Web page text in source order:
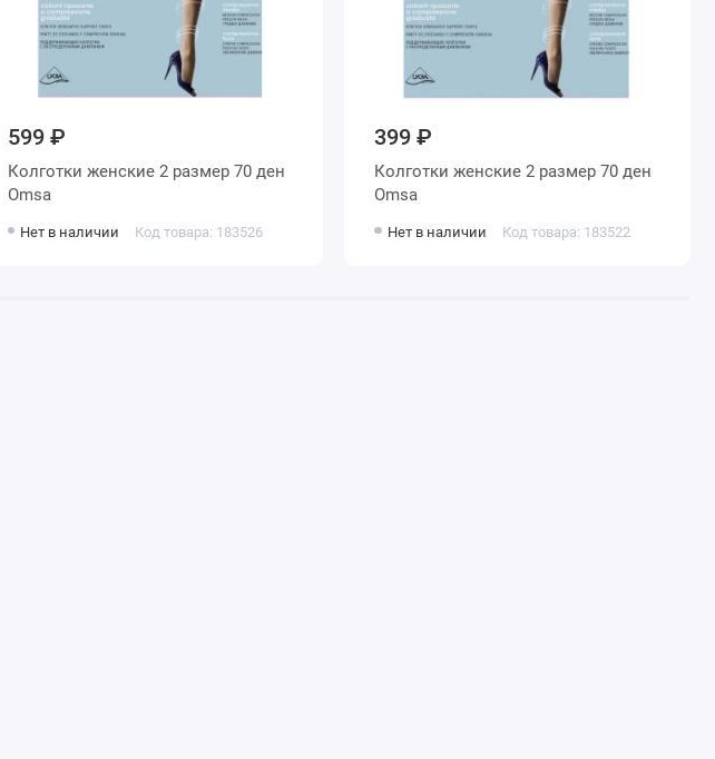
599 ₽
Колготки женские 2 размер 70 ден
Omsa
Нет в наличии Код товара: 183526
399 ₽
Колготки женские 2 размер 70 ден
Omsa
Нет в наличии Код товара: 183522